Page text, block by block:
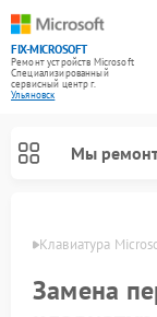
FIX-MICROSOFT
Ремонт устройств Microsoft
Специализированный
cервисный центр г.
Ульяновск
Мы
Клавиатура
Замена